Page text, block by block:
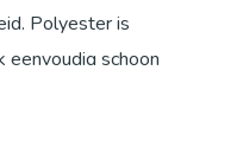
Polyester is
schoon
krijgt na elk